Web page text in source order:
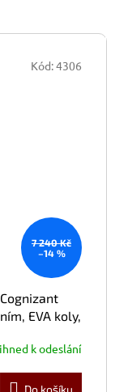
7 240 Kč
–14 %
EVA koly,
k odeslání
Do košíku
Kód:4306